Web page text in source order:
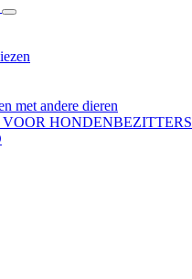
met andere dieren
HONDENBEZITTERS